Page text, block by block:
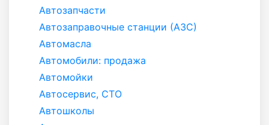
Автозапчасти
Автозаправочные станции (АЗС)
Автомасла
Автомобили: продажа
Автомойки
Автосервис, СТО
Автошколы